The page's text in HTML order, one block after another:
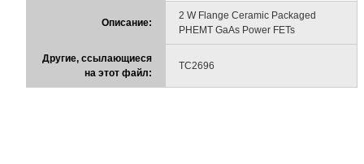
Описание:
2 W Flange Ceramic Packaged
PHEMT GaAs Power FETs
Другие, ссылающиеся
на этот файл:
TC2696